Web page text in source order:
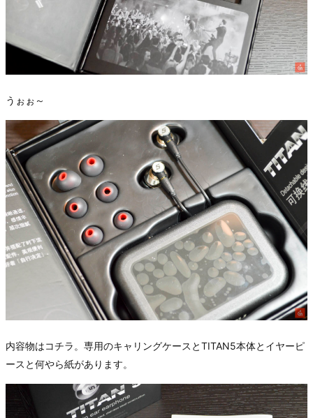
うぉぉ～
内容物はコチラ。専用のキャリングケースとTITAN5本体とイヤーピ
ースと何やら紙があります。